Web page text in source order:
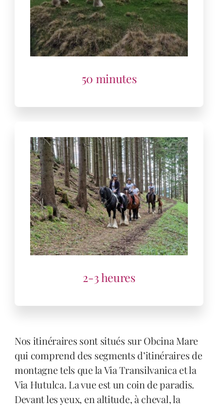
Nos itinéraires sont situés sur Obcina Mare
qui comprend des segments d’itinéraires de
montagne tels que la Via Transilvanica et la
Via Hutulca. La vue est un coin de paradis.
Devant les yeux, en altitude, à cheval, la